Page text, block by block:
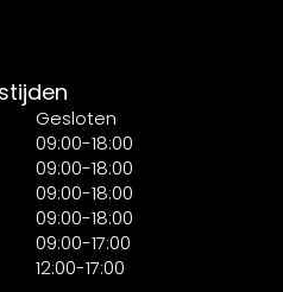
Gesloten
09:00-18:00
09:00-18:00
09:00-18:00
09:00-18:00
09:00-17:00
12:00-17:00